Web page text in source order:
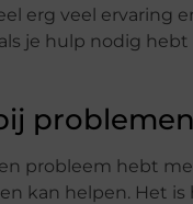
erg veel ervaring
je hulp nodig
problemen
probleem hebt
kan helpen. Het